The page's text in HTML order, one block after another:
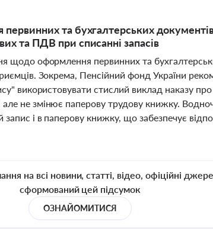
та бухгалтерських
та ПДВ при списанні запасів
щодо оформлення первинних та
Зокрема, Пенсійний фонд України
використовувати стислий виклад наказу
не змінює паперову трудову книжку.
і в паперову книжку, що забезпечує
на всі новини, статті, відео, офіційні
сформований цей підсумок
ОЗНАЙОМИТИСЯ